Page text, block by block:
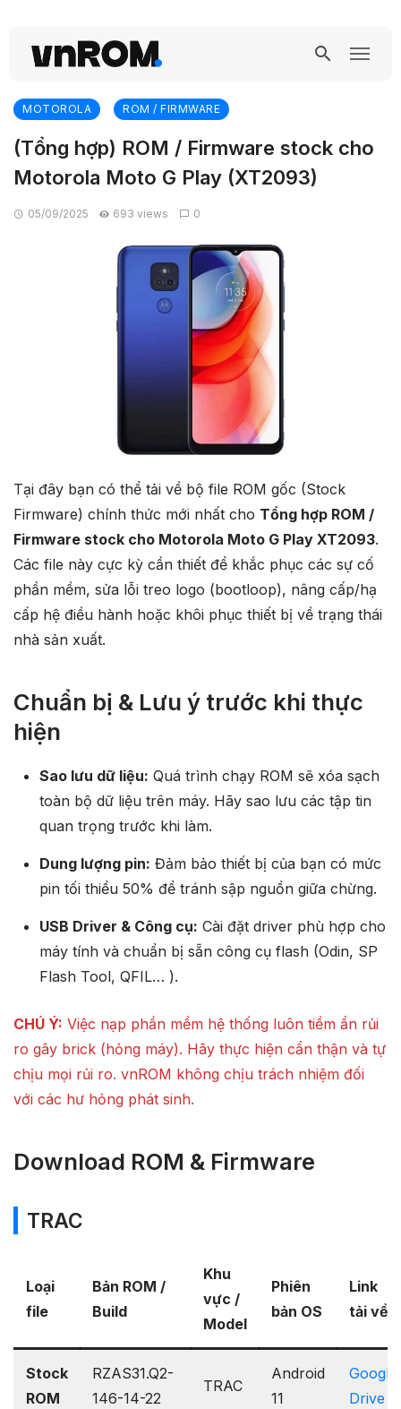
MOTOROLA ROM / FIRMWARE
(Tổng hợp) ROM / Firmware stock cho
Motorola Moto G Play (XT2093)
05/09/2025 693 views 0
Tại đây bạn có thể tải về bộ file ROM gốc (Stock
Firmware) chính thức mới nhất cho Tổng hợp ROM /
Firmware stock cho Motorola Moto G Play XT2093.
Các file này cực kỳ cần thiết để khắc phục các sự cố
phần mềm, sửa lỗi treo logo (bootloop), nâng cấp/hạ
cấp hệ điều hành hoặc khôi phục thiết bị về trạng thái
nhà sản xuất.
Chuẩn bị & Lưu ý trước khi thực
hiện
Sao lưu dữ liệu: Quá trình chạy ROM sẽ xóa sạch
toàn bộ dữ liệu trên máy. Hãy sao lưu các tập tin
quan trọng trước khi làm.
Dung lượng pin: Đảm bảo thiết bị của bạn có mức
pin tối thiểu 50% để tránh sập nguồn giữa chừng.
USB Driver & Công cụ: Cài đặt driver phù hợp cho
máy tính và chuẩn bị sẵn công cụ flash (Odin, SP
Flash Tool, QFIL… ).
CHÚ Ý: Việc nạp phần mềm hệ thống luôn tiềm ẩn rủi
ro gây brick (hỏng máy). Hãy thực hiện cẩn thận và tự
chịu mọi rủi ro. vnROM không chịu trách nhiệm đối
với các hư hỏng phát sinh.
Download ROM & Firmware
TRAC
Loại
file
Bản ROM /
Build
Khu
vực /
Model
Phiên
bản OS
Link
tải về
Stock
ROM
RZAS31.Q2-
146-14-22
TRAC
Android
11
Google
Drive